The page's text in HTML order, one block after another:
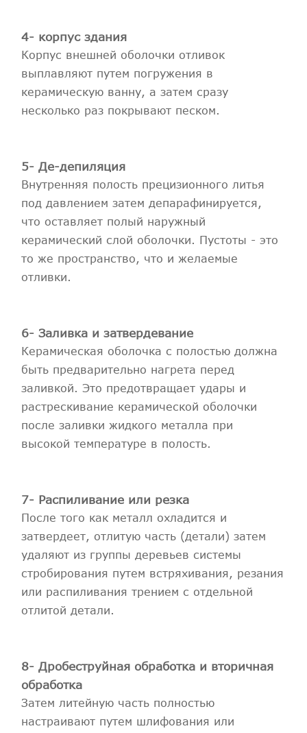
4- корпус здания
Корпус внешней оболочки отливок
выплавляют путем погружения в
керамическую ванну, а затем сразу
несколько раз покрывают песком.
5- Де-депиляция
Внутренняя полость прецизионного литья
под давлением затем депарафинируется,
что оставляет полый наружный
керамический слой оболочки. Пустоты - это
то же пространство, что и желаемые
отливки.
6- Заливка и затвердевание
Керамическая оболочка с полостью должна
быть предварительно нагрета перед
заливкой. Это предотвращает удары и
растрескивание керамической оболочки
после заливки жидкого металла при
высокой температуре в полость.
7- Распиливание или резка
После того как металл охладится и
затвердеет, отлитую часть (детали) затем
удаляют из группы деревьев системы
стробирования путем встряхивания, резания
или распиливания трением с отдельной
отлитой детали.
8- Дробеструйная обработка и вторичная
обработка
Затем литейную часть полностью
настраивают путем шлифования или